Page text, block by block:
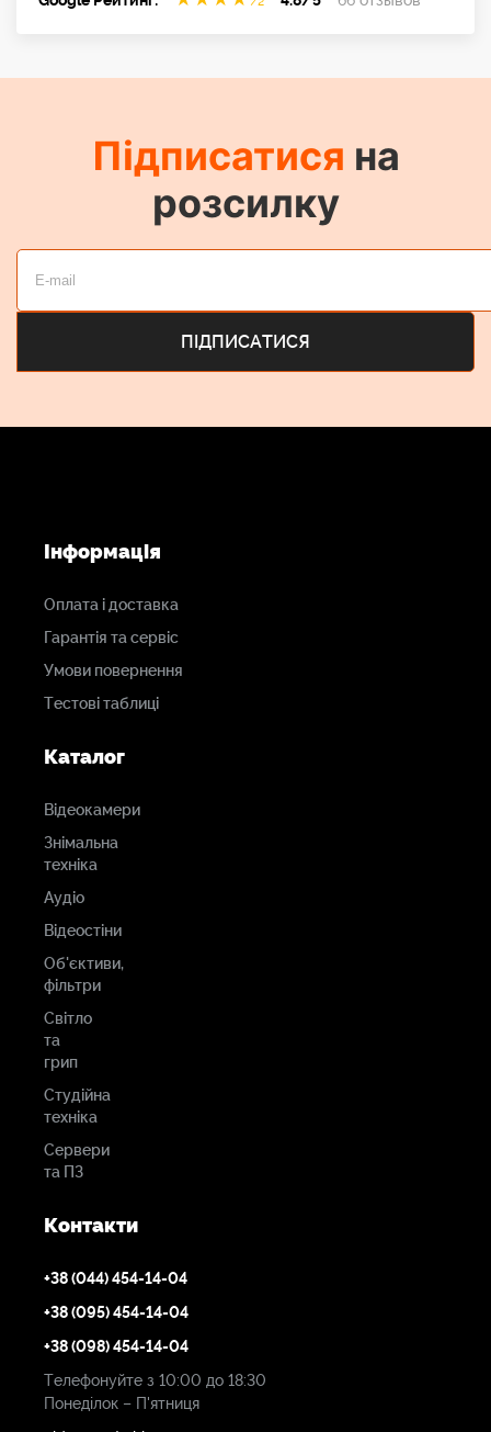
Підписатися на
розсилку
Інформація
Оплата і доставка
Гарантія та сервіс
Умови повернення
Тестові таблиці
Каталог
Відеокамери
Знімальна
техніка
Аудіо
Відеостіни
Об'єктиви,
фільтри
Світло
та
грип
Студійна
техніка
Сервери
та ПЗ
Контакти
+38 (044) 454-14-04
+38 (095) 454-14-04
+38 (098) 454-14-04
Телефонуйте з 10:00 до 18:30
Понеділок – П'ятниця